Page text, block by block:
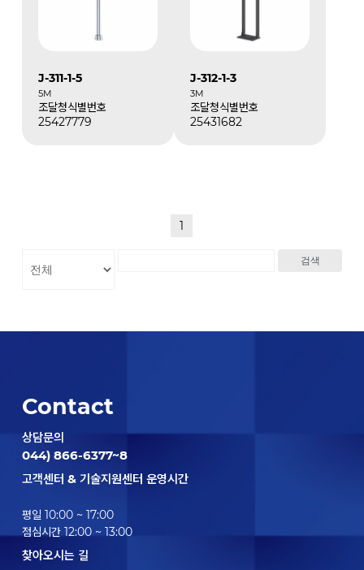
J-311-1-5
5M
조달청식별번호
25427779
J-312-1-3
3M
조달청식별번호
25431682
1
검색
Contact
상담문의
044) 866-6377~8
고객센터 & 기술지원센터 운영시간
평일 10:00 ~ 17:00
점심시간 12:00 ~ 13:00
찾아오시는 길